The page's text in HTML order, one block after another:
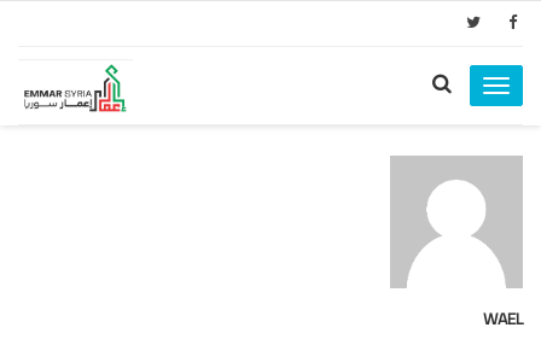
Toggle
navigation
WAEL